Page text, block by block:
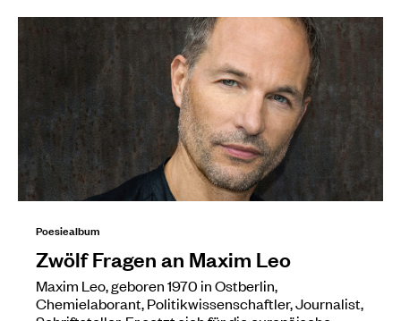
Poesiealbum
Zwölf Fragen an Maxim Leo
Maxim Leo, geboren 1970 in Ostberlin,
Chemielaborant, Politikwissenschaftler, Journalist,